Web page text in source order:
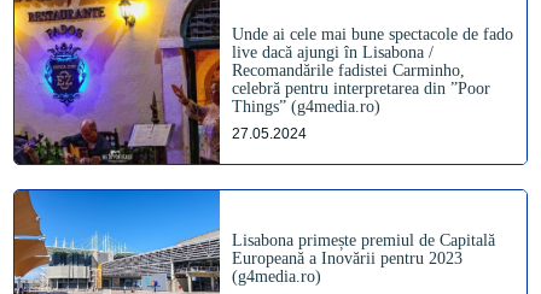
Unde ai cele mai bune spectacole de fado
live dacă ajungi în Lisabona /
Recomandările fadistei Carminho,
celebră pentru interpretarea din ”Poor
Things” (g4media.ro)
27.05.2024
Lisabona primește premiul de Capitală
Europeană a Inovării pentru 2023
(g4media.ro)